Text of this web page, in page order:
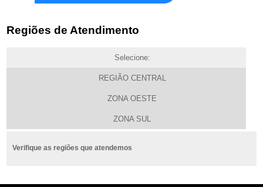
Regiões de Atendimento
Selecione:
REGIÃO CENTRAL
ZONA OESTE
ZONA SUL
Verifique as regiões que atendemos